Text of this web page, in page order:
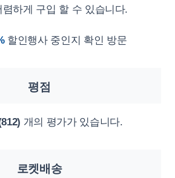
렴하게 구입 할 수 있습니다.
할인행사 중인지 확인 방문
평점
개의 평가가 있습니다.
로켓배송